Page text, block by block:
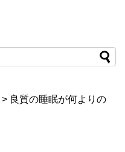
> 良質の睡眠が何よりの